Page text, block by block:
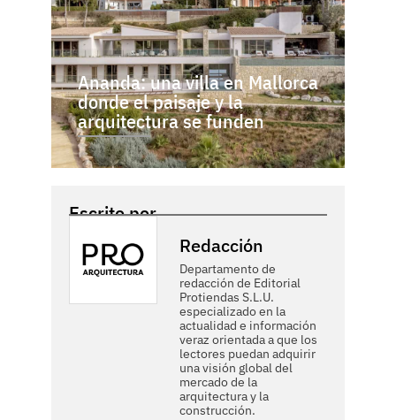
Ananda: una villa en Mallorca
donde el paisaje y la
arquitectura se funden
Escrito por
Redacción
Departamento de
redacción de Editorial
Protiendas S.L.U.
especializado en la
actualidad e información
veraz orientada a que los
lectores puedan adquirir
una visión global del
mercado de la
arquitectura y la
construcción.